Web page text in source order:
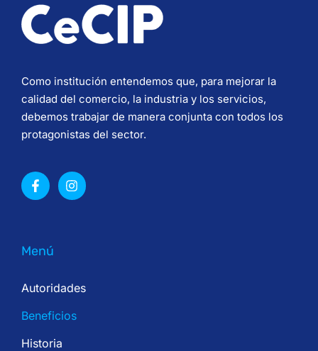
Como institución entendemos que, para mejorar la
calidad del comercio, la industria y los servicios,
debemos trabajar de manera conjunta con todos los
protagonistas del sector.
Menú
Autoridades
Beneficios
Historia